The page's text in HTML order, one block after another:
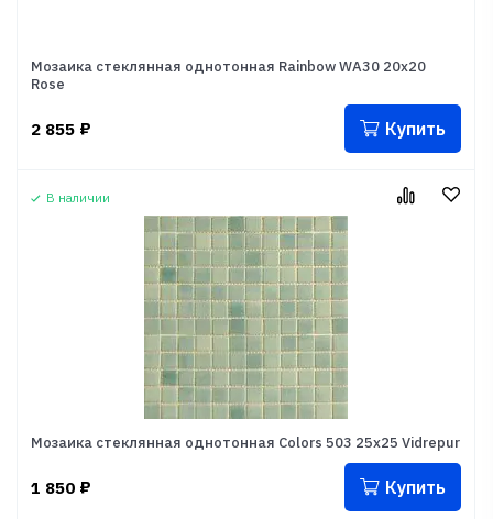
Мозаика стеклянная однотонная Rainbow WA30 20x20
Rose
2 855 ₽ Купить
В наличии
Мозаика стеклянная однотонная Colors 503 25x25 Vidrepur
1 850 ₽ Купить